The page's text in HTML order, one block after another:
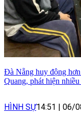
Đà Nẵng huy động
Quang, phát hiện
HÌNH SỰ14:51 06/